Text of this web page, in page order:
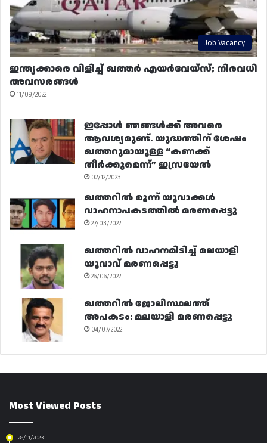
Job Vacancy
ഇന്ത്യക്കാരെ വിളിച്ച് ഖത്തർ എയർവേയ്‌സ്; നിരവധി
അവസരങ്ങൾ
11/09/2022
ഇപ്പോൾ ഞങ്ങൾക്ക് അവരെ
ആവശ്യമുണ്ട്. യുദ്ധത്തിന് ശേഷം
ഖത്തറുമായുള്ള “കണക്ക്
തീർക്കുമെന്ന്” ഇസ്രയേൽ
02/12/2023
ഖത്തറിൽ മൂന്ന് യുവാക്കൾ
വാഹനാപകടത്തിൽ മരണപ്പെട്ടു
27/03/2022
ഖത്തറിൽ വാഹനമിടിച്ച് മലയാളി
യുവാവ് മരണപ്പെട്ടു
26/06/2022
ഖത്തറിൽ ജോലിസ്ഥലത്ത്
അപകടം: മലയാളി മരണപ്പെട്ടു
04/07/2022
Most Viewed Posts
28/11/2023